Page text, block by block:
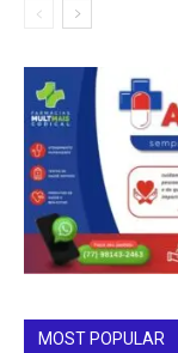
MOST POPULAR